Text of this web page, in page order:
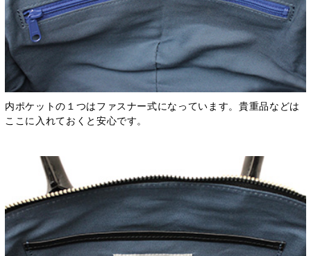
内ポケットの１つはファスナー式になっています。貴重品などは
ここに入れておくと安心です。